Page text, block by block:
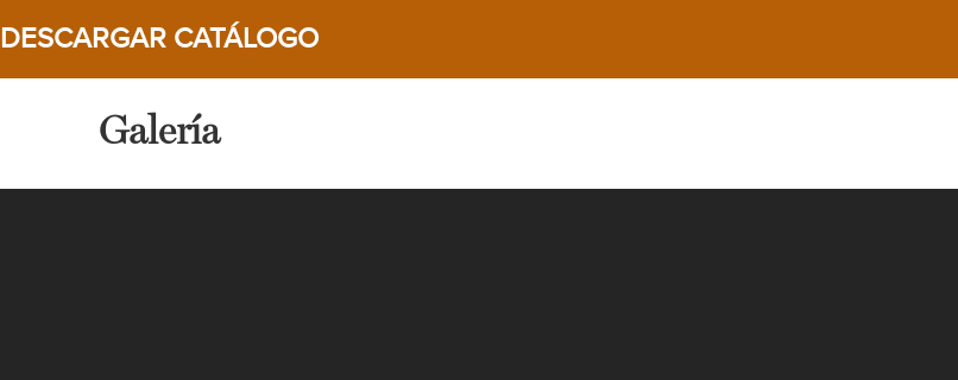
DESCARGAR CATÁLOGO
Galería